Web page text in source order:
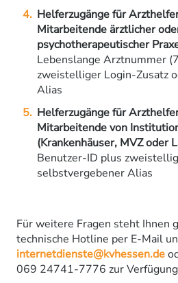
Helferzugänge für
Mitarbeitende ärztlicher
psychotherapeutischer
Lebenslange Arztnummer
zweistelliger Login-Zusatz
Alias
Helferzugänge für
Mitarbeitende von
(Krankenhäuser, MVZ oder
Benutzer-ID plus
selbstvergebener Alias
Für weitere Fragen steht Ihnen
technische Hotline per E-Mail
internetdienste@kvhessen.de
069 24741-7776 zur